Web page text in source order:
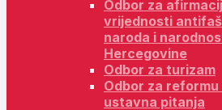
Odbor za
vrijednosti
naroda i
Hercegovine
Odbor za turizam
Odbor za
ustavna pitanja